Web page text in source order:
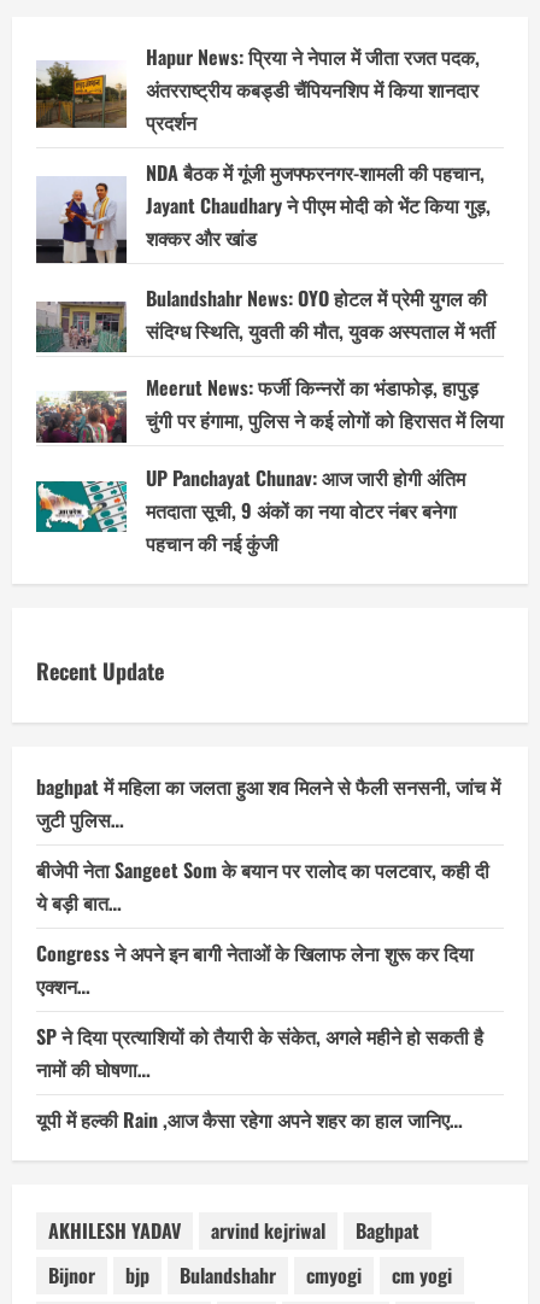
Hapur News: प्रिया ने नेपाल में जीता रजत पदक,
अंतरराष्ट्रीय कबड्डी चैंपियनशिप में किया शानदार
प्रदर्शन
NDA बैठक में गूंजी मुजफ्फरनगर-शामली की पहचान,
Jayant Chaudhary ने पीएम मोदी को भेंट किया गुड़,
शक्कर और खांड
Bulandshahr News: OYO होटल में प्रेमी युगल की
संदिग्ध स्थिति, युवती की मौत, युवक अस्पताल में भर्ती
Meerut News: फर्जी किन्नरों का भंडाफोड़, हापुड़
चुंगी पर हंगामा, पुलिस ने कई लोगों को हिरासत में लिया
UP Panchayat Chunav: आज जारी होगी अंतिम
मतदाता सूची, 9 अंकों का नया वोटर नंबर बनेगा
पहचान की नई कुंजी
Recent Update
baghpat में महिला का जलता हुआ शव मिलने से फैली सनसनी, जांच में
जुटी पुलिस…
बीजेपी नेता Sangeet Som के बयान पर रालोद का पलटवार, कही दी
ये बड़ी बात…
Congress ने अपने इन बागी नेताओं के खिलाफ लेना शुरू कर दिया
एक्शन…
SP ने दिया प्रत्याशियों को तैयारी के संकेत, अगले महीने हो सकती है
नामों की घोषणा…
यूपी में हल्की Rain ,आज कैसा रहेगा अपने शहर का हाल जानिए…
AKHILESH YADAV arvind kejriwal
Baghpat
Bijnor
bjp Bulandshahr cmyogi
cm yogi